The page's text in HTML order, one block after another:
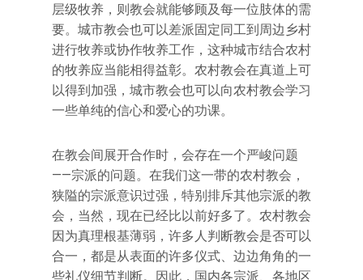
层级牧养，则教会就能够顾及每一位肢体的需
要。城市教会也可以差派固定同工到周边乡村
进行牧养或协作牧养工作，这种城市结合农村
的牧养应当能相得益彰。农村教会在真道上可
以得到加强，城市教会也可以向农村教会学习
一些单纯的信心和爱心的功课。
在教会间展开合作时，会存在一个严峻问题
——宗派的问题。在我们这一带的农村教会，
狭隘的宗派意识过强，特别排斥其他宗派的教
会，当然，现在已经比以前好多了。农村教会
因为真理根基薄弱，许多人判断教会是否可以
合一，都是从表面的许多仪式、边边角角的一
些礼仪细节判断。因此，国内各宗派、各地区